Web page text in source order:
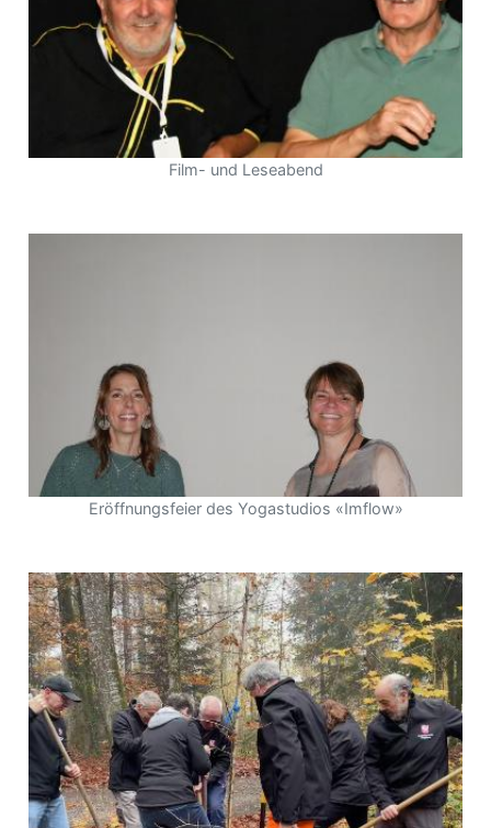
Film- und Leseabend
Eröffnungsfeier des Yogastudios «Imflow»